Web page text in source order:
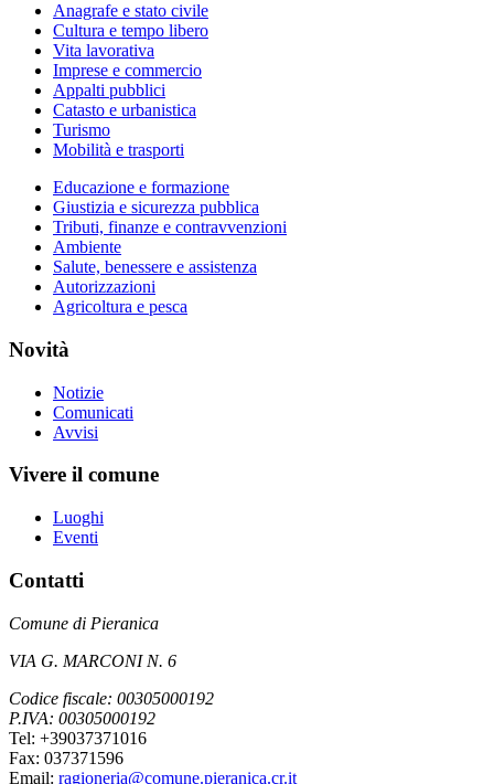
Anagrafe e stato civile
Cultura e tempo libero
Vita lavorativa
Imprese e commercio
Appalti pubblici
Catasto e urbanistica
Turismo
Mobilità e trasporti
Educazione e formazione
Giustizia e sicurezza pubblica
Tributi, finanze e contravvenzioni
Ambiente
Salute, benessere e assistenza
Autorizzazioni
Agricoltura e pesca
Novità
Notizie
Comunicati
Avvisi
Vivere il comune
Luoghi
Eventi
Contatti
Comune di Pieranica
VIA G. MARCONI N. 6
Codice fiscale: 00305000192
P.IVA: 00305000192
Tel: +39037371016
Fax: 037371596
Email: ragioneria@comune.pieranica.cr.it